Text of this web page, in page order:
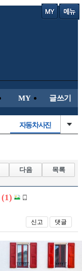
MY 글쓰기
자동차사진
군사/무기
다음 목록
(1)
신고 댓글